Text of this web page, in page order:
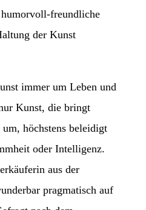
freundliche
der Kunst
immer um Leben und
Kunst, die bringt
höchstens beleidigt
oder Intelligenz.
aus der
pragmatisch auf